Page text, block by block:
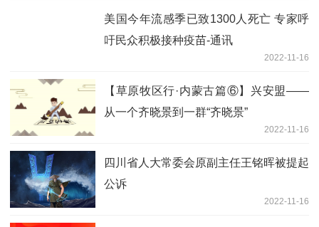
美国今年流感季已致1300人死亡 专家呼
吁民众积极接种疫苗-通讯
2022-11-16
【草原牧区行·内蒙古篇⑥】兴安盟——
从一个齐晓景到一群“齐晓景”
2022-11-16
四川省人大常委会原副主任王铭晖被提起
公诉
2022-11-16